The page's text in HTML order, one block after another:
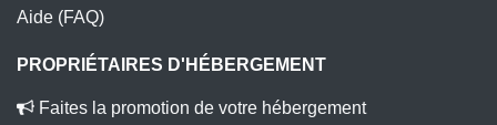
Aide (FAQ)
PROPRIÉTAIRES D'HÉBERGEMENT
Faites la promotion de votre hébergement